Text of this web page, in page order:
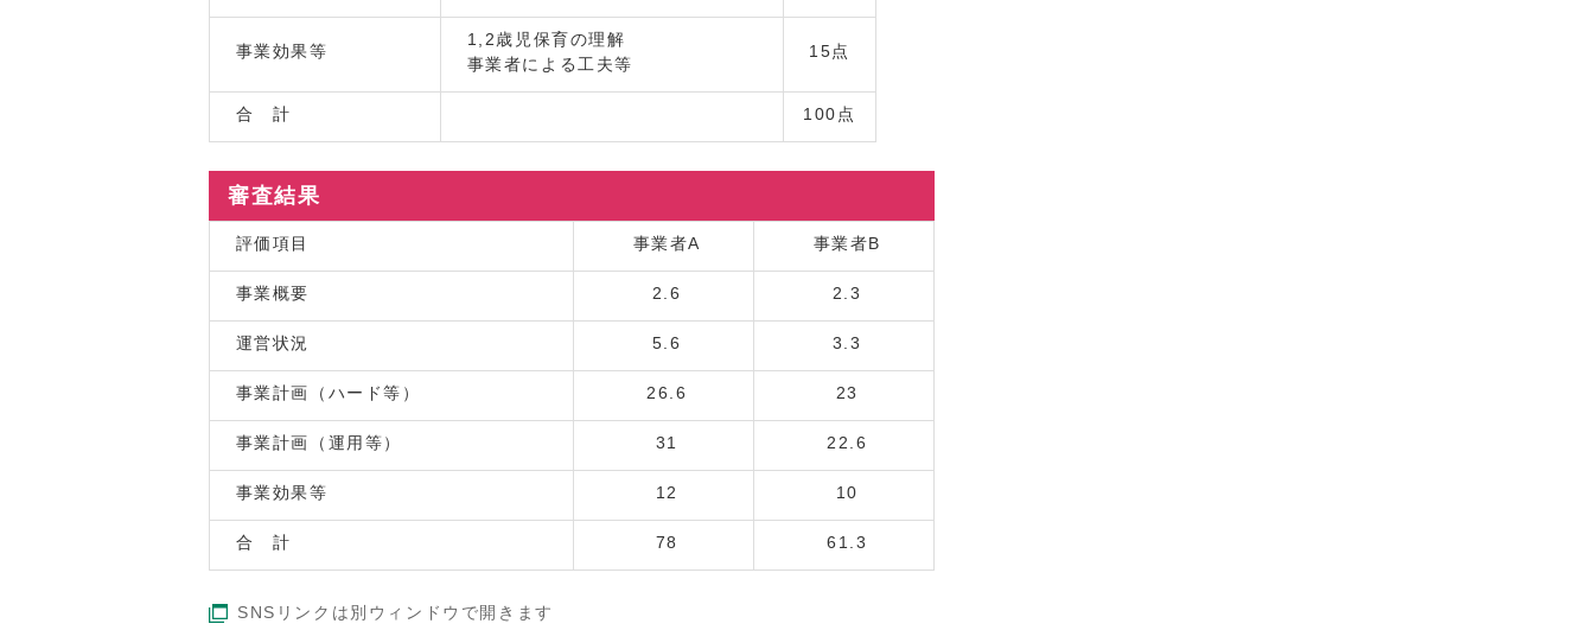
事業効果等
1,2歳児保育の理解
事業者による工夫等
15点
合 計 100点
審査結果
評価項目 事業者A 事業者B
事業概要 2.6 2.3
運営状況 5.6 3.3
事業計画（ハード等） 26.6 23
事業計画（運用等） 31 22.6
事業効果等 12 10
合 計 78 61.3
SNSリンクは別ウィンドウで開きます